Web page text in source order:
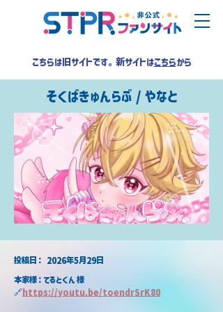
こちらは旧サイトです。新サイトはこちらから
そくばきゅんらぶ / やなと
2026年5月29日
​投稿日：
本家様：てるとくん 様
🔗https://youtu.be/toendrSrK80